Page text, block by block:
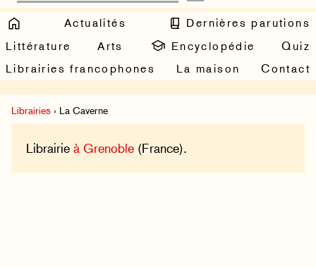
Actualités
Dernières parutions
Littérature
Arts Encyclopédie
Quiz
Librairies francophones
La maison Contact
Librairies › La Caverne
Librairieà Grenoble (France).